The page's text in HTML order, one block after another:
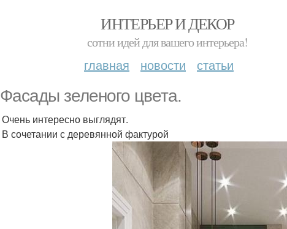
ИНТЕРЬЕР И ДЕКОР
сотни идей для вашего интерьера!
главная новости статьи
Фасады зеленого цвета.
Очень интересно выглядят.
В сочетании с деревянной фактурой